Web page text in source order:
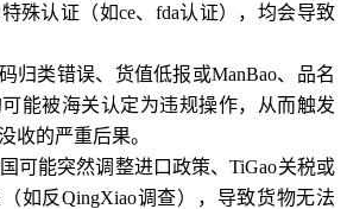
殊认证（如ce、fda认证），均会导致
归类错误、货值低报或ManBao、品名
能被海关认定为违规操作，从而触发
收的严重后果。
可能突然调整进口政策、TiGao关税或
如反QingXiao调查），导致货物无法